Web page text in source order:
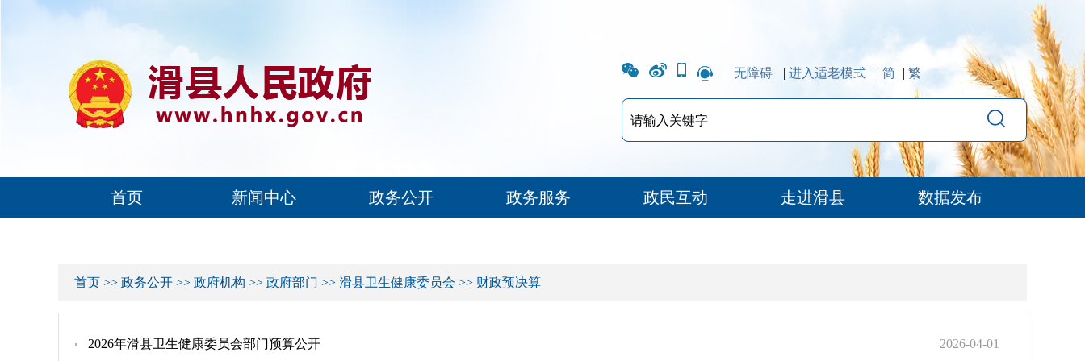
无障碍 | 进入适老模式 | 简 | 繁
首页 新闻中心 政务公开 政务服务 政民互动 走进滑县 数据发布
首页 >> 政务公开 >> 政府机构 >> 政府部门 >> 滑县卫生健康委员会 >> 财政预决算
2026-04-01
2026年滑县卫生健康委员会部门预算公开